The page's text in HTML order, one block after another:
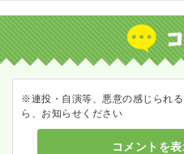
※連投・自演等、悪意の感じられ
ら、お知らせください
コメントを